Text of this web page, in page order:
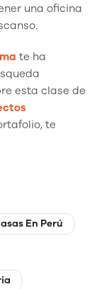
una oficina
te ha
esta clase de
te
En Perú